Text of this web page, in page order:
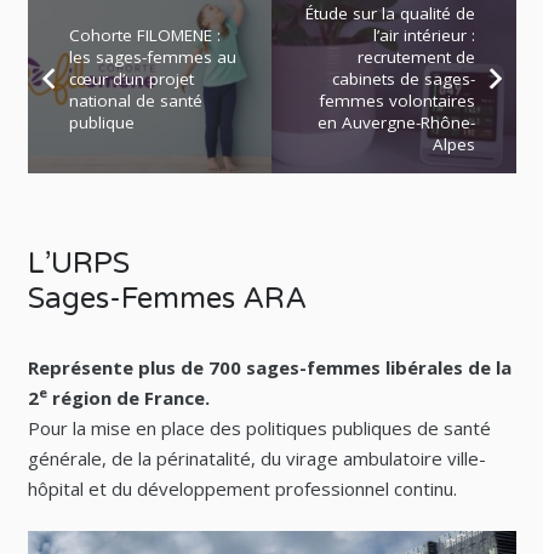
Cohorte FILOMENE :
les sages-femmes au
cœur d’un projet
national de santé
publique
Étude sur la qualité de
l’air intérieur :
recrutement de
cabinets de sages-
femmes volontaires
en Auvergne-Rhône-
Alpes
L’URPS
Sages-Femmes ARA
Représente plus de 700 sages-femmes libérales de la
2erégion de France.
Pour la mise en place des politiques publiques de santé
générale, de la périnatalité, du virage ambulatoire ville-
hôpital et du développement professionnel continu.